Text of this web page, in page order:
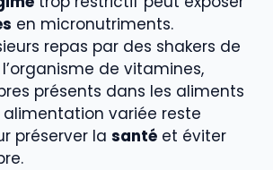
en micronutriments.
repas par des shakers de
de vitamines,
présents dans les aliments
alimentation variée reste
préserver la santé et éviter